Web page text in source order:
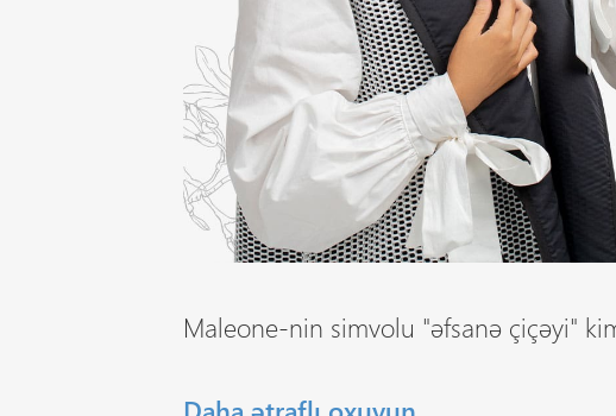
Maleone-nin simvolu "əfsanə çiçəyi"